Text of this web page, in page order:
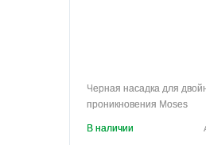
Черная насадка для
проникновения Moses
В наличии